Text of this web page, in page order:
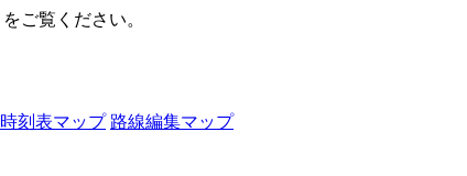
をご覧ください。
時刻表マップ 路線編集マップ